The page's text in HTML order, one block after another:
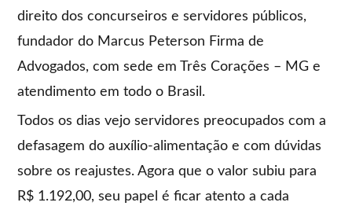
direito dos concurseiros e servidores públicos,
fundador do Marcus Peterson Firma de
Advogados, com sede em Três Corações – MG e
atendimento em todo o Brasil.
Todos os dias vejo servidores preocupados com a
defasagem do auxílio-alimentação e com dúvidas
sobre os reajustes. Agora que o valor subiu para
R$ 1.192,00, seu papel é ficar atento a cada